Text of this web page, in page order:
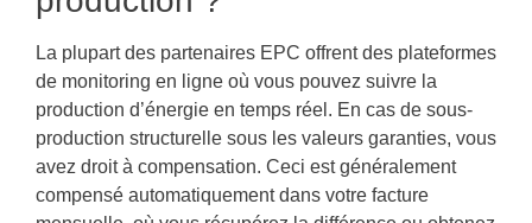
La plupart des partenaires EPC offrent des plateformes
de monitoring en ligne où vous pouvez suivre la
production d’énergie en temps réel. En cas de sous-
production structurelle sous les valeurs garanties, vous
avez droit à compensation. Ceci est généralement
compensé automatiquement dans votre facture